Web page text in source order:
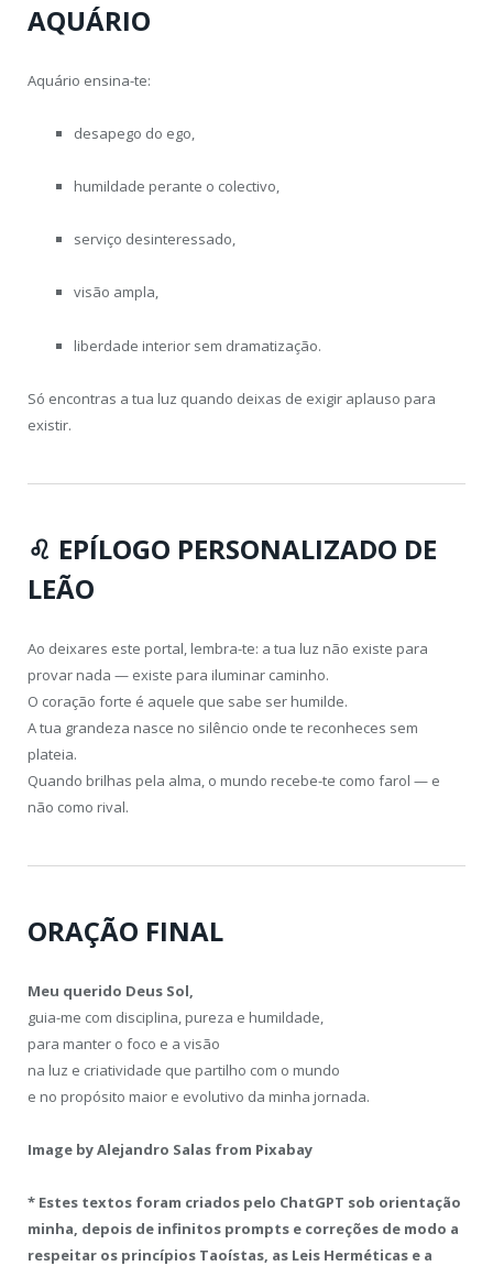
AQUÁRIO
Aquário ensina-te:
desapego do ego,
humildade perante o colectivo,
serviço desinteressado,
visão ampla,
liberdade interior sem dramatização.
Só encontras a tua luz quando deixas de exigir aplauso para
existir.
♌ EPÍLOGO PERSONALIZADO DE
LEÃO
Ao deixares este portal, lembra-te: a tua luz não existe para
provar nada — existe para iluminar caminho.
O coração forte é aquele que sabe ser humilde.
A tua grandeza nasce no silêncio onde te reconheces sem
plateia.
Quando brilhas pela alma, o mundo recebe-te como farol — e
não como rival.
ORAÇÃO FINAL
Meu querido Deus Sol,
guia-me com disciplina, pureza e humildade,
para manter o foco e a visão
na luz e criatividade que partilho com o mundo
e no propósito maior e evolutivo da minha jornada.
Image by Alejandro Salas from Pixabay
* Estes textos foram criados pelo ChatGPT sob orientação
minha, depois de infinitos prompts e correções de modo a
respeitar os princípios Taoístas, as Leis Herméticas e a